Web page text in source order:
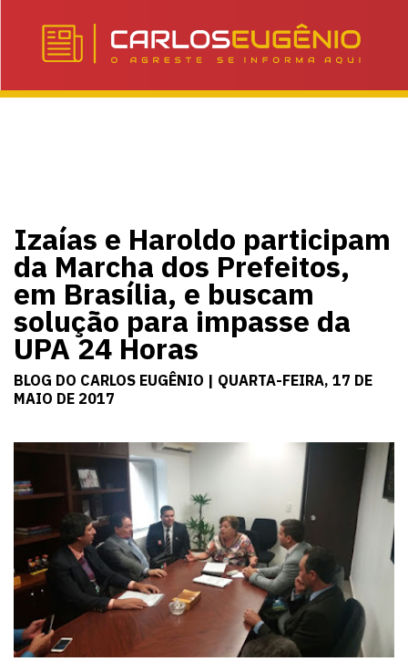
Izaías e Haroldo participam
da Marcha dos Prefeitos,
em Brasília, e buscam
solução para impasse da
UPA 24 Horas
BLOG DO CARLOS EUGÊNIO | QUARTA-FEIRA, 17 DE
MAIO DE 2017